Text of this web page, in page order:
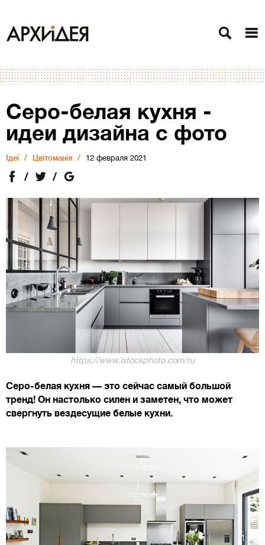
Серо-белая кухня -
идеи дизайна с фото
Ідеї Цвітоманія 12 февраля 2021
https://www.istockphoto.com/ru
Серо-белая кухня — это сейчас самый большой
тренд! Он настолько силен и заметен, что может
свергнуть вездесущие белые кухни.